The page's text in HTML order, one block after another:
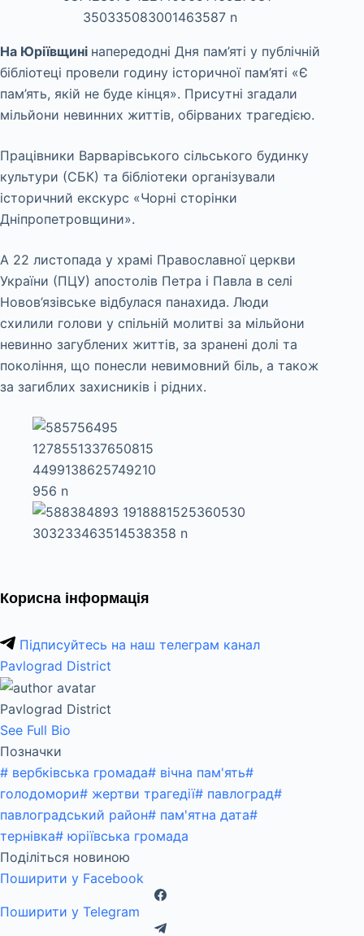
На Юріївщині напередодні Дня пам’яті у публічній
бібліотеці провели годину історичної пам’яті «Є
пам’ять, якій не буде кінця». Присутні згадали
мільйони невинних життів, обірваних трагедією.
Працівники Варварівського сільського будинку
культури (СБК) та бібліотеки організували
історичний екскурс «Чорні сторінки
Дніпропетровщини».
А 22 листопада у храмі Православної церкви
України (ПЦУ) апостолів Петра і Павла в селі
Новов’язівське відбулася панахида. Люди
схилили голови у спільній молитві за мільйони
невинно загублених життів, за зранені долі та
покоління, що понесли невимовний біль, а також
за загиблих захисників і рідних.
Корисна інформація
Підписуйтесь на наш телеграм канал
Pavlograd District
Pavlograd District
See Full Bio
Позначки
# вербківська громада# вічна пам'ять#
голодомори# жертви трагедії# павлоград#
павлоградський район# пам'ятна дата#
тернівка# юріївська громада
Поділіться новиною
Поширити у Facebook
Поширити у Telegram